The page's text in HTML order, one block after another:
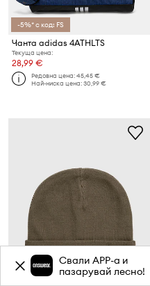
-5%* с код: FS
Чанта adidas 4ATHLTS
Текуща цена:
28,99 €
Редовна цена:45,45 €
Най-ниска цена:30,99 €
Свали APP-a и
пазарувай лесно!